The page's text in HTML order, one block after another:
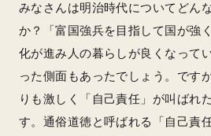
みなさんは明治時代についてどん
か？「富国強兵を目指して国が強
化が進み人の暮らしが良くなって
った側面もあったでしょう。です
りも激しく「自己責任」が叫ばれ
す。通俗道徳と呼ばれる「自己責